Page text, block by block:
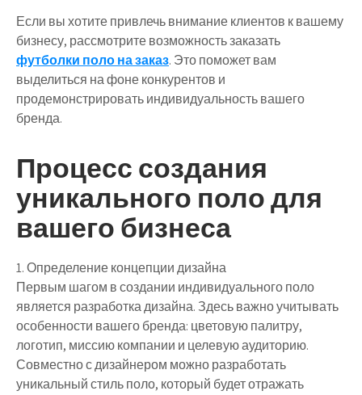
Если вы хотите привлечь внимание клиентов к вашему
бизнесу, рассмотрите возможность заказать
футболки поло на заказ. Это поможет вам
выделиться на фоне конкурентов и
продемонстрировать индивидуальность вашего
бренда.
Процесс создания
уникального поло для
вашего бизнеса
1. Определение концепции дизайна
Первым шагом в создании индивидуального поло
является разработка дизайна. Здесь важно учитывать
особенности вашего бренда: цветовую палитру,
логотип, миссию компании и целевую аудиторию.
Совместно с дизайнером можно разработать
уникальный стиль поло, который будет отражать